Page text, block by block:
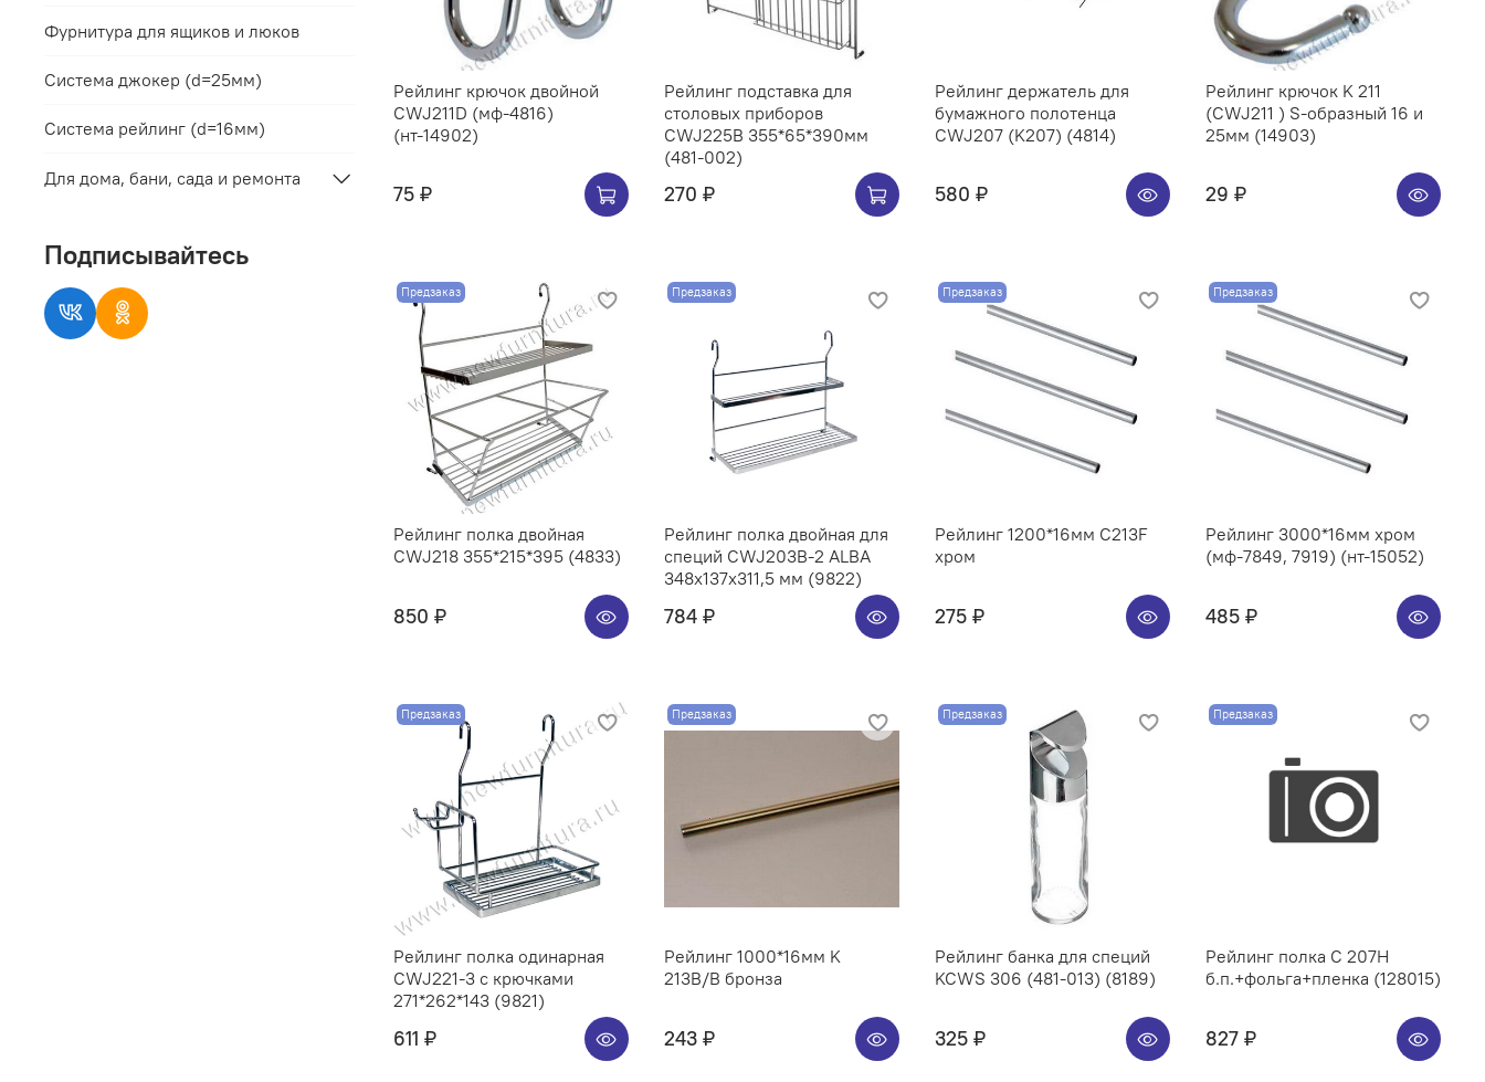
Рейлинг крючок двойной
CWJ211D (мф-4816)
(нт-14902)
75 ₽
Рейлинг подставка для
столовых приборов
CWJ225B 355*65*390мм
(481-002)
270 ₽
Рейлинг держатель для
бумажного полотенца
CWJ207 (K207) (4814)
580 ₽
Рейлинг крючок K 211
(CWJ211 ) S-образный 16 и
25мм (14903)
29 ₽
Предзаказ
Рейлинг полка двойная
CWJ218 355*215*395 (4833)
850 ₽
Предзаказ
Рейлинг полка двойная для
специй CWJ203B-2 ALBA
348x137x311,5 мм (9822)
784 ₽
Предзаказ
Рейлинг 1200*16мм C213F
хром
275 ₽
Предзаказ
Рейлинг 3000*16мм хром
(мф-7849, 7919) (нт-15052)
485 ₽
Предзаказ
Рейлинг полка одинарная
CWJ221-3 с крючками
271*262*143 (9821)
611 ₽
Предзаказ
Рейлинг 1000*16мм K
213B/B бронза
243 ₽
Предзаказ
Рейлинг банка для специй
KCWS 306 (481-013) (8189)
325 ₽
Предзаказ
Рейлинг полка C 207H
б.п.+фольга+пленка (128015)
827 ₽
Фурнитура для ящиков и люков
Система джокер (d=25мм)
Система рейлинг (d=16мм)
Для дома, бани, сада и ремонта
Подписывайтесь